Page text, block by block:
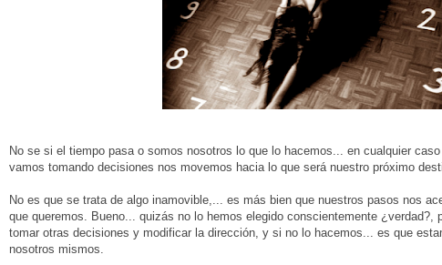
No se si el tiempo pasa o somos nosotros lo que lo hacemos... en cualquier
vamos tomando decisiones nos movemos hacia lo que será nuestro próximo
No es que se trata de algo inamovible,... es más bien que nuestros pasos nos
que queremos. Bueno... quizás no lo hemos elegido conscientemente ¿verdad?,
tomar otras decisiones y modificar la dirección, y si no lo hacemos... es que
nosotros mismos.